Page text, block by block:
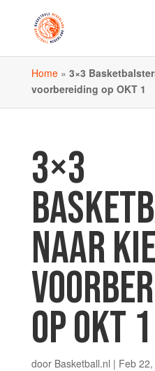
Home» 3×3
voorbereiding op OKT 1
3×3
NAAR
OP OKT 1
door Basketball.nl | Feb